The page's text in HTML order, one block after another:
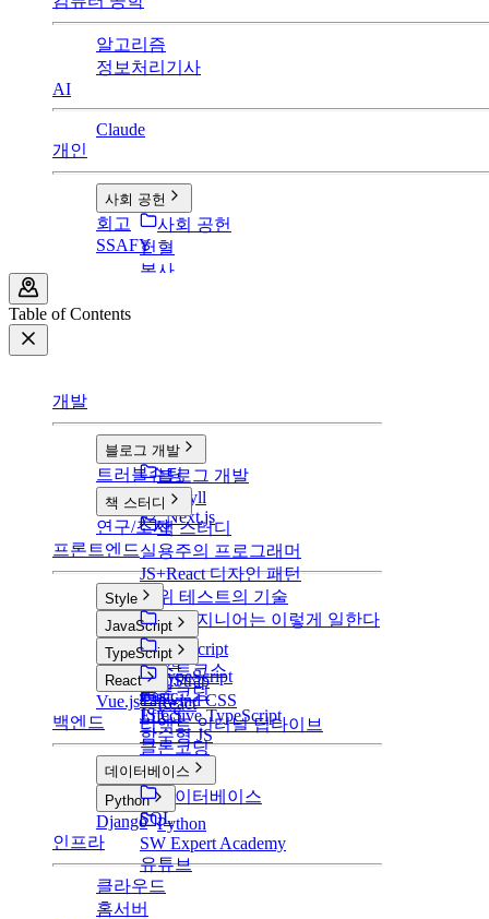
알고리즘
정보처리기사
AI
Claude
개인
사회 공헌
사회 공헌
헌혈
봉사
회고
SSAFY
Table of Contents
개발
블로그 개발
블로그 개발
v1: Jekyll
v2: Next.js
트러블슈팅
책 스터디
책 스터디
실용주의 프로그래머
JS+React 디자인 패턴
단위 테스트의 기술
구글 엔지니어는 이렇게 일한다
연구/조사
프론트엔드
Style
Style
CSS
SCSS
BootStrap
Tailwind CSS
JavaScript
JavaScript
부스트코스
클론코딩
JS CS
함수형 JS
TypeScript
TypeScript
Basic
Effective TypeScript
React
React
리액트 인터널 딥다이브
클론코딩
Vue.js
백엔드
데이터베이스
데이터베이스
SQL
Python
Python
SW Expert Academy
유튜브
Django
인프라
클라우드
홈서버